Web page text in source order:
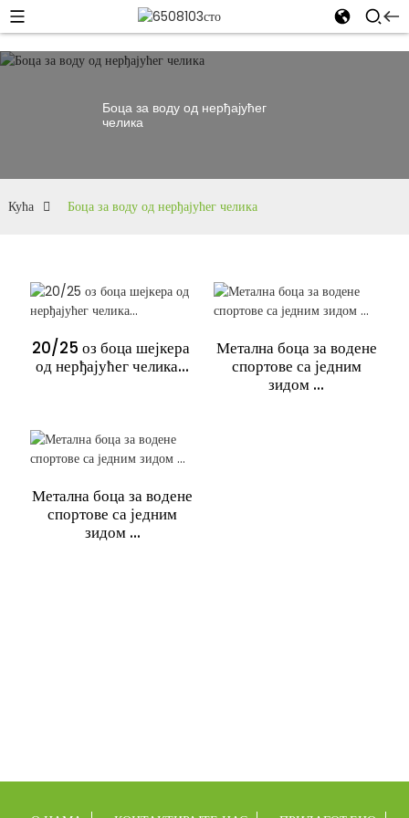
Боца за воду од нерђајућег
челика
Кућа Боца за воду од нерђајућег челика
20/25 оз боца шејкера ​​
од нерђајућег челика...
Метална боца за водене
спортове са једним
зидом ...
Метална боца за водене
спортове са једним
зидом ...